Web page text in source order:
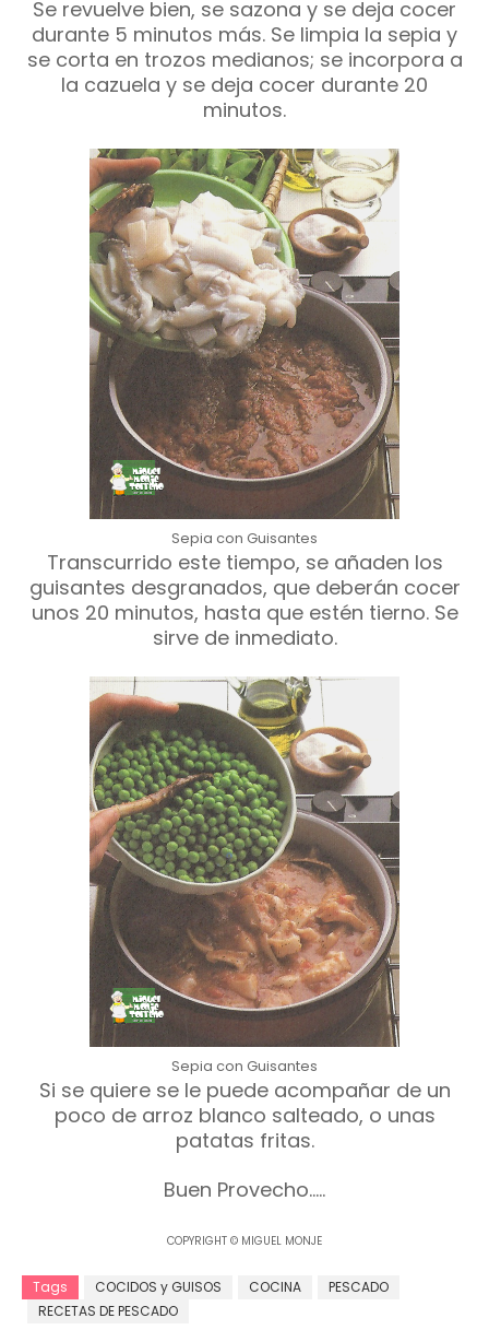
Se revuelve bien, se sazona y se deja cocer
durante 5 minutos más. Se limpia la sepia y
se corta en trozos medianos; se incorpora a
la cazuela y se deja cocer durante 20
minutos.
Sepia con Guisantes
Transcurrido este tiempo, se añaden los
guisantes desgranados, que deberán cocer
unos 20 minutos, hasta que estén tierno. Se
sirve de inmediato.
Sepia con Guisantes
Si se quiere se le puede acompañar de un
poco de arroz blanco salteado, o unas
patatas fritas.
Buen Provecho.....
COPYRIGHT © MIGUEL MONJE
Tags COCIDOS y GUISOS COCINA
PESCADO
RECETAS DE PESCADO